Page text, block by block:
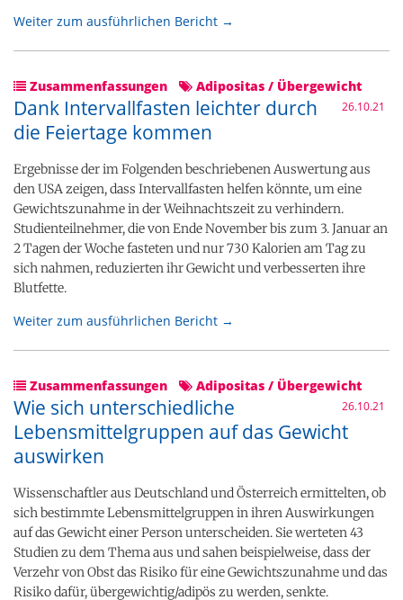
Weiter zum ausführlichen Bericht →
Zusammenfassungen Adipositas / Übergewicht
26.10.21
Dank Intervallfasten leichter durch
die Feiertage kommen
Ergebnisse der im Folgenden beschriebenen Auswertung aus
den USA zeigen, dass Intervallfasten helfen könnte, um eine
Gewichtszunahme in der Weihnachtszeit zu verhindern.
Studienteilnehmer, die von Ende November bis zum 3. Januar an
2 Tagen der Woche fasteten und nur 730 Kalorien am Tag zu
sich nahmen, reduzierten ihr Gewicht und verbesserten ihre
Blutfette.
Weiter zum ausführlichen Bericht →
Zusammenfassungen Adipositas / Übergewicht
26.10.21
Wie sich unterschiedliche
Lebensmittelgruppen auf das Gewicht
auswirken
Wissenschaftler aus Deutschland und Österreich ermittelten, ob
sich bestimmte Lebensmittelgruppen in ihren Auswirkungen
auf das Gewicht einer Person unterscheiden. Sie werteten 43
Studien zu dem Thema aus und sahen beispielweise, dass der
Verzehr von Obst das Risiko für eine Gewichtszunahme und das
Risiko dafür, übergewichtig/adipös zu werden, senkte.